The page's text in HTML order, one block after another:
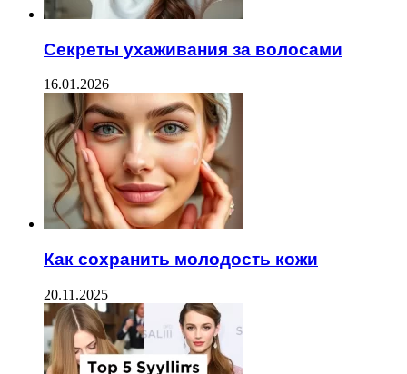
Секреты ухаживания за волосами
16.01.2026
Как сохранить молодость кожи
20.11.2025